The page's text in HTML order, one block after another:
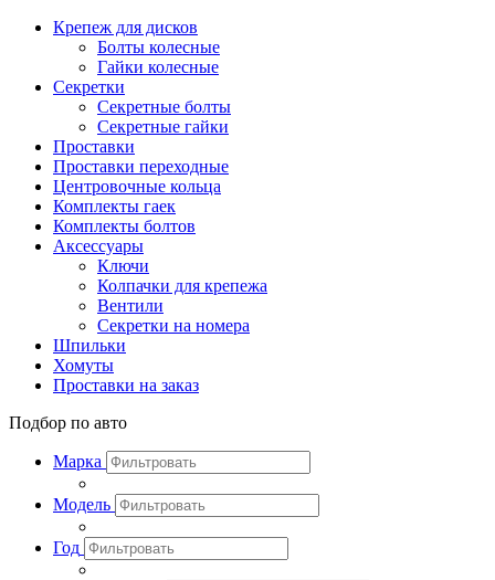
Крепеж для дисков
Болты колесные
Гайки колесные
Секретки
Секретные болты
Секретные гайки
Проставки
Проставки переходные
Центровочные кольца
Комплекты гаек
Комплекты болтов
Аксессуары
Ключи
Колпачки для крепежа
Вентили
Секретки на номера
Шпильки
Хомуты
Проставки на заказ
Подбор по авто
Марка
Модель
Год